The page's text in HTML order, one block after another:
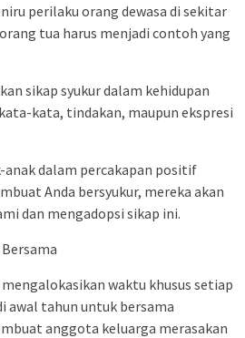
perilaku orang dewasa di sekitar
tua harus menjadi contoh yang
sikap syukur dalam kehidupan
kata, tindakan, maupun ekspresi
dalam percakapan positif
Anda bersyukur, mereka akan
dan mengadopsi sikap ini.
waktu khusus setiap
awal tahun untuk bersama
anggota keluarga merasakan